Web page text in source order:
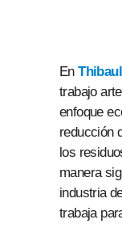
En
trabajo
enfoque
reducción
los
manera
industria
trabaja